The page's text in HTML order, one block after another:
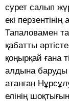
сурет салып
екі
Тапаловамен
қабатты
қоңырқай ғана
алдына
атанған
елінің